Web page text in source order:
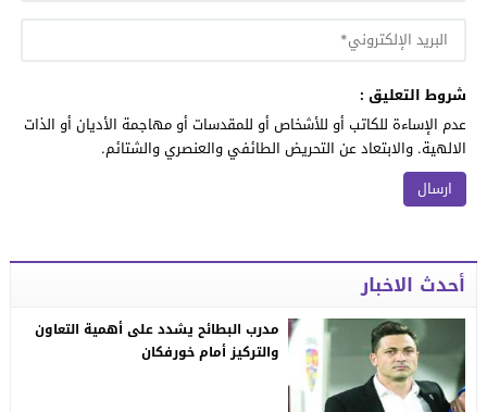
شروط التعليق :
عدم الإساءة للكاتب أو للأشخاص أو للمقدسات أو مهاجمة الأديان أو الذات
الالهية. والابتعاد عن التحريض الطائفي والعنصري والشتائم.
أحدث الاخبار
مدرب البطائح يشدد على أهمية التعاون
والتركيز أمام خورفكان